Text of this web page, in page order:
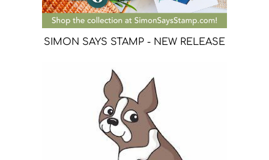
SIMON SAYS STAMP - NEW RELEASE